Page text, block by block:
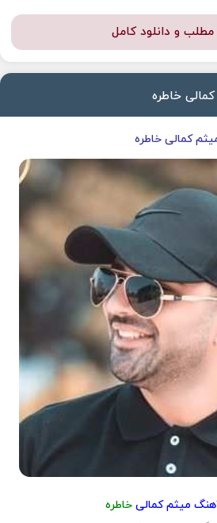
مطلب و دانلود کامل
خاطره
کمالی خاطره
آهنگ میثم کمالی خاطره